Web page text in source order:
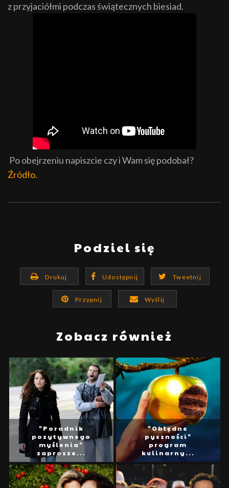
z przyjaciółmi podczas świątecznych biesiad.
Po obejrzeniu napiszcie czy i Wam się podobał?
Źródło.
Podziel się
Drukuj Udostępnij Tweetnij
Przypnij Wyślij
Zobacz również
"Poradnik
pozytywnego
myślenia"
zaprosze...
"Obłędne
pyszności"
program
kulinarny...